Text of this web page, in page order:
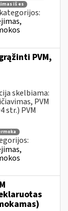
iš es
PVM,
skelbiama:
PVM
str.) PVM